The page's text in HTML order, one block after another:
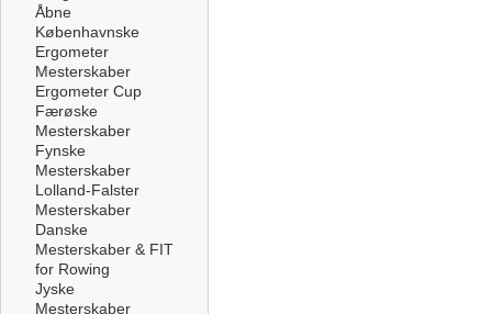
Åbne
Københavnske
Ergometer
Mesterskaber
Ergometer Cup
Færøske
Mesterskaber
Fynske
Mesterskaber
Lolland-Falster
Mesterskaber
Danske
Mesterskaber & FIT
for Rowing
Jyske
Mesterskaber